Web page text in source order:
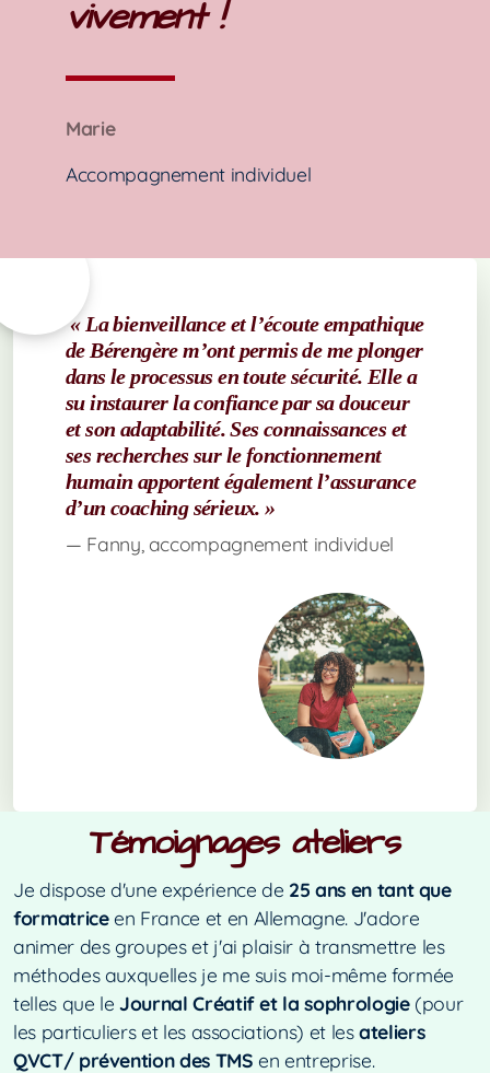
vivement !
Marie
Accompagnement individuel
« La bienveillance et l’écoute empathique
de Bérengère m’ont permis de me plonger
dans le processus en toute sécurité. Elle a
su instaurer la confiance par sa douceur
et son adaptabilité. Ses connaissances et
ses recherches sur le fonctionnement
humain apportent également l’assurance
d’un coaching sérieux. »
— Fanny, accompagnement individuel
Témoignages ateliers
Je dispose d'une expérience de 25 ans en tant que
formatriceen France et en Allemagne. J'adore
animer des groupes et j'ai plaisir à transmettre les
méthodes auxquelles je me suis moi-même formée
telles que leJournal Créatif et la sophrologie(pour
les particuliers et les associations) et lesateliers
QVCT/ prévention des TMSen entreprise.